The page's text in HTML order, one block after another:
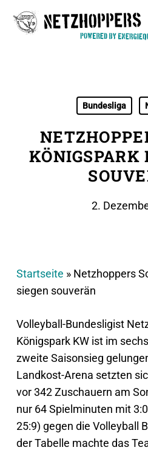
Bundesliga
KÖNIGSPARK
2.
Startseite » Netzhoppers
siegen souverän
Volleyball-Bundesligist
Königspark KW ist im
zweite Saisonsieg
Landkost-Arena setzten
vor 342 Zuschauern am
nur 64 Spielminuten mit
25:9) gegen die Volleyball
der Tabelle machte das